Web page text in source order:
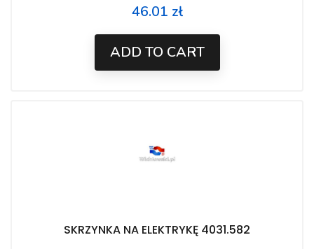
Price
46.01 zł
ADD TO CART
SKRZYNKA NA ELEKTRYKĘ 4031.582